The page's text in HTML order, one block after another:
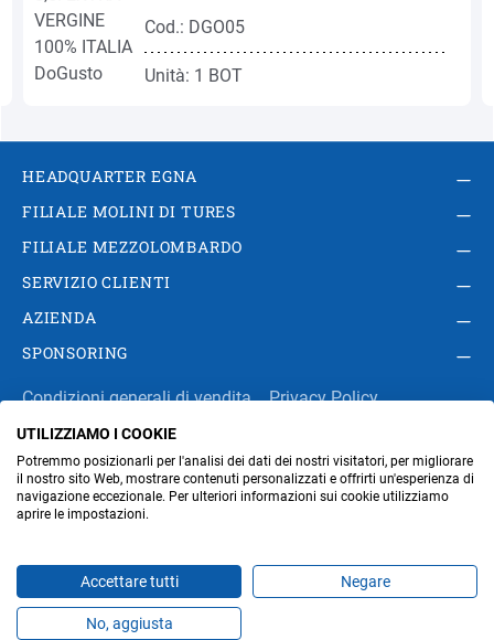
Cod.: DGO05
Unità: 1 BOT
HEADQUARTER EGNA
FILIALE MOLINI DI TURES
FILIALE MEZZOLOMBARDO
SERVIZIO CLIENTI
AZIENDA
SPONSORING
Condizioni generali di vendita
Privacy Policy
Impressum
Modifica impostazioni dei cookie
Amministrazione
UTILIZZIAMO I COOKIE
Potremmo posizionarli per l'analisi dei dati dei nostri visitatori, per migliorare
il nostro sito Web, mostrare contenuti personalizzati e offrirti un'esperienza di
navigazione eccezionale. Per ulteriori informazioni sui cookie utilizziamo
aprire le impostazioni.
Accettare tutti Negare
No, aggiusta